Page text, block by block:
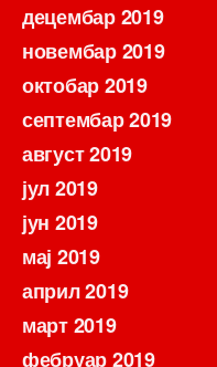
децембар 2019
новембар 2019
октобар 2019
септембар 2019
август 2019
јул 2019
јун 2019
мај 2019
април 2019
март 2019
фебруар 2019